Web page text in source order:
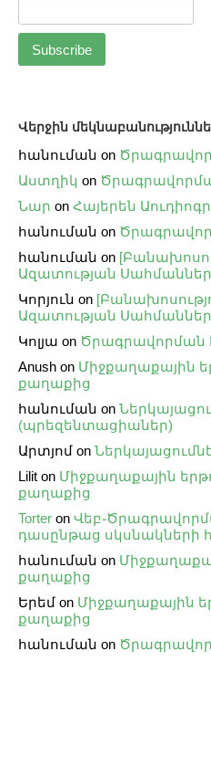
Վերջին
հանուման on
Աստղիկ on
Նար on Հայերեն
հանուման on
հանուման on
Ազատության
Կորյուն on
Ազատության
Կոլյա on Ծրագրավորման
Anush on Միջքաղաքային
քաղաքից
հանուման on
(պրեզենտացիաներ)
Արտյոմ on
Lilit on Միջքաղաքային
քաղաքից
Torter on
դասընթաց սկսնակների
հանուման on
քաղաքից
Երեմ on Միջքաղաքային
քաղաքից
հանուման on